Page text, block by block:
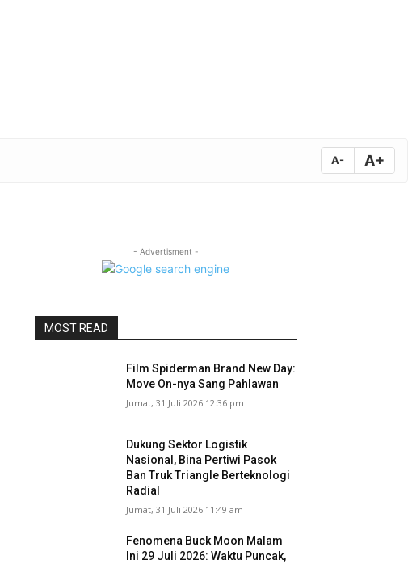
A- A+
- Advertisment -
MOST READ
Film Spiderman Brand New Day:
Move On-nya Sang Pahlawan
Jumat, 31 Juli 2026 12:36 pm
Dukung Sektor Logistik
Nasional, Bina Pertiwi Pasok
Ban Truk Triangle Berteknologi
Radial
Jumat, 31 Juli 2026 11:49 am
Fenomena Buck Moon Malam
Ini 29 Juli 2026: Waktu Puncak,